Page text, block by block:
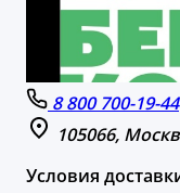
8 800 700-19-44
105066,
Условия